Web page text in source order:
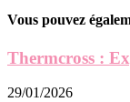
Vous pouvez
Thermcross :
29/01/2026